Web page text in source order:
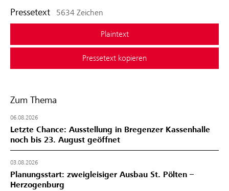
Pressetext 5634 Zeichen
Plaintext
Pressetext kopieren
Zum Thema
06.08.2026
Letzte Chance: Ausstellung in Bregenzer Kassenhalle
noch bis 23. August geöffnet
03.08.2026
Planungsstart: zweigleisiger Ausbau St. Pölten –
Herzogenburg